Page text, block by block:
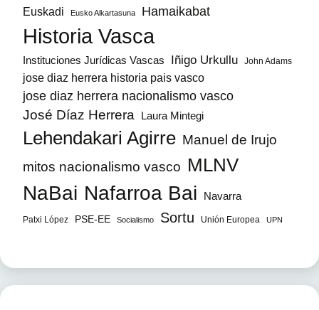
Euskadi Eusko Alkartasuna Hamaikabat
Historia Vasca
Instituciones Jurídicas Vascas Iñigo Urkullu John Adams
jose diaz herrera historia pais vasco
jose diaz herrera nacionalismo vasco
José Díaz Herrera Laura Mintegi
Lehendakari Agirre Manuel de Irujo
mitos nacionalismo vasco MLNV
NaBai Nafarroa Bai Navarra
Patxi López PSE-EE Socialismo Sortu Unión Europea UPN